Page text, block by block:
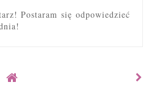
Postaram się odpowiedzieć